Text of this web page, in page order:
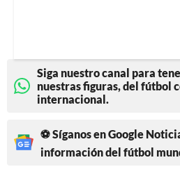
Siga nuestro canal para
nuestras figuras, del fútbol
internacional.
⚽ Síganos en Google
información del fútbol